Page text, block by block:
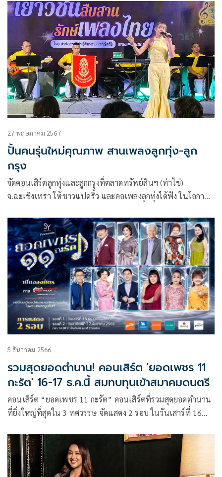
2541 ได้ถึงแก่กรรมอย่างสงบ เมื่อวันจันทร์ที่ 19 สิงหาคม 2567
สิริอายุ 91 ปี ณ โรงพยาบาลตำรวจ เวลาประมาณ 02.23 น. หลัง
เข้ารับการรักษามานานหลายเดือนด้วยโรคชร
27 พฤษภาคม 2567
ปั้นคนรุ่นใหม่คุณภาพ สานเพลงลูกทุ่ง-ลูก
กรุง
จัดคอนเสิร์ตลูกทุ่งและลูกกรุงที่ตลาดทรัพย์สินฯ (ท่าไข่)
จ.ฉะเชิงเทรา ให้ชาวแปดริ้ว และคอเพลงลูกทุ่งได้ฟัง ในโอกาส
ศาลาเฉลิมกรุง แถลงข่าวจัดการประกวดร้องเพลงลูกทุ่งและลูก
กรุง โครงการ “เยาวชนสืบสานรักษ์เพลงไทย
5 ธันวาคม 2566
รวมสุดยอดตำนาน! คอนเสิร์ต 'ยอดเพชร 11
กะรัต' 16-17 ธ.ค.นี้ สมทบทุนเข้าสมาคมดนตรี
คอนเสิร์ต “ยอดเพชร 11 กะรัต” คอนเสิร์ตที่รวมสุดยอดตำนาน
ที่ยิ่งใหญ่ที่สุดใน 3 ทศวรรษ จัดแสดง 2 รอบ ในวันเสาร์ที่ 16
Theatre ถนน เพชรบุรี เวลา 14.00 น. เป็นต้นไป